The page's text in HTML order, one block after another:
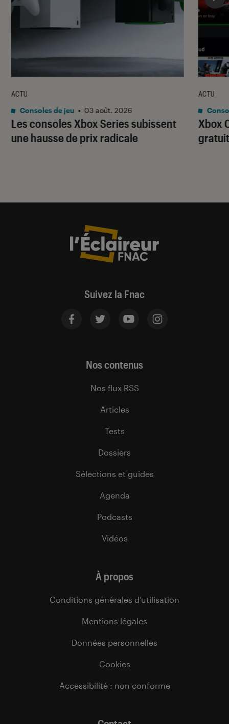
Les consoles Xbox Series subissent
une hausse de prix radicale
ACTU
Consoles de jeu • 03 août. 2026
Xbox
ACTU
Suivez la Fnac
Nos contenus
Nos flux RSS
Articles
Tests
Dossiers
Sélections et guides
Agenda
Podcasts
Vidéos
À propos
Conditions générales d’utilisation
Mentions légales
Données personnelles
Cookies
Accessibilité : non conforme